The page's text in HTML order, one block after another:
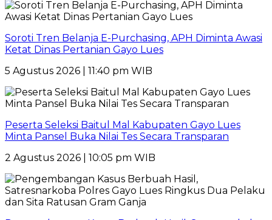
Soroti Tren Belanja E-Purchasing, APH Diminta Awasi
Ketat Dinas Pertanian Gayo Lues
5 Agustus 2026 | 11:40 pm WIB
Peserta Seleksi Baitul Mal Kabupaten Gayo Lues
Minta Pansel Buka Nilai Tes Secara Transparan
2 Agustus 2026 | 10:05 pm WIB